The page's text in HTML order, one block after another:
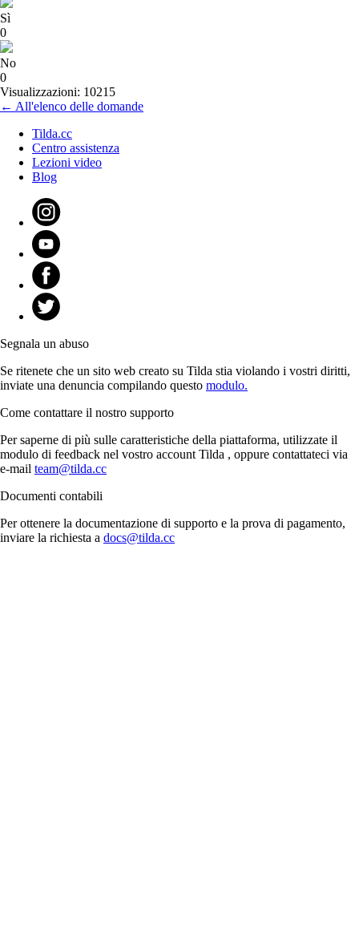
Sì
0
No
0
Visualizzazioni: 10215
← All'elenco delle domande
Tilda.cc
Centro assistenza
Lezioni video
Blog
Segnala un abuso
Se ritenete che un sito web creato su Tilda stia violando i vostri diritti,
inviate una denuncia compilando questo modulo.
Come contattare il nostro supporto
Per saperne di più sulle caratteristiche della piattaforma, utilizzate il
modulo di feedback nel vostro account Tilda , oppure contattateci via
e-mail team@tilda.cc
Documenti contabili
Per ottenere la documentazione di supporto e la prova di pagamento,
inviare la richiesta a docs@tilda.cc